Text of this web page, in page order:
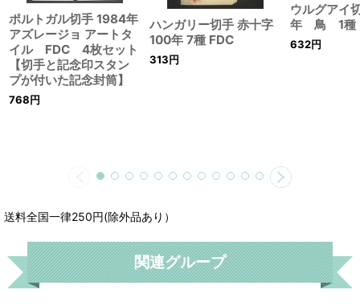
ポルトガル切手 1984年
アズレージョ アートタ
イル FDC 4枚セット
【切手と記念印スタン
プが付いた記念封筒】
768円
ハンガリー切手 赤十字
100年 7種 FDC
313円
ウルグア
年 鳥 1種
632円
送料全国一律250円(除外品あり）
関連グループ